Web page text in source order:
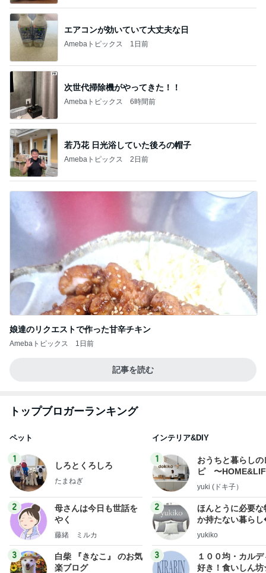
エアコンが効いていて大丈夫な日
Amebaトピックス 1日前
次世代掃除機がやってきた！！
Amebaトピックス 6時間前
若乃花 日光浴していた後ろの帽子
Amebaトピックス 2日前
娘達のリクエストで作った甘辛チキン
Amebaトピックス 1日前
記事を読む
トップブロガーランキング
ペット
1
しろとくろしろ
たまねぎ
2
母さんは今日も世話を
やく
藤緒 ミルカ
3
白柴 『きなこ』 のお気
楽ブログ
インテリア&DIY
1
おうちと暮らしの
ピ 〜
yuki (ドキ子）
2
ほんとうに必要な
か持たない暮ら
ep Life Simple◆
yukiko
3
１００均・カルデ
好き！食いしん